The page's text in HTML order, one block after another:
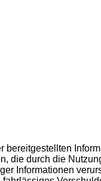
bereitgestellten
die durch die
Informationen